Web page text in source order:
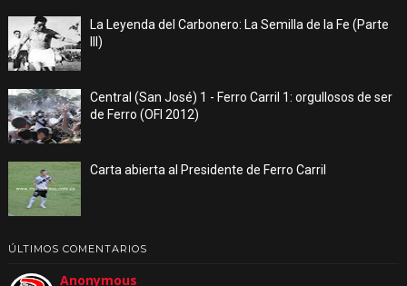
La Leyenda del Carbonero: La Semilla de la Fe (Parte
III)
Central (San José) 1 - Ferro Carril 1: orgullosos de ser
de Ferro (OFI 2012)
Carta abierta al Presidente de Ferro Carril
ÚLTIMOS COMENTARIOS
Anonymous